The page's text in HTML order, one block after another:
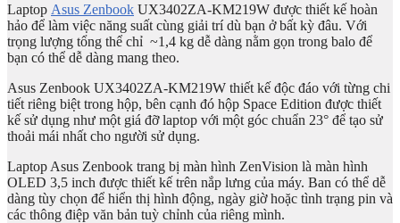
Laptop Asus Zenbook UX3402ZA-KM219W được thiết kế hoàn
hảo để làm việc năng suất cùng giải trí dù bạn ở bất kỳ đâu. Với
trọng lượng tổng thể chỉ ~1,4 kg dễ dàng nằm gọn trong balo để
bạn có thể dễ dàng mang theo.
Asus Zenbook UX3402ZA-KM219W thiết kế độc đáo với từng chi
tiết riêng biệt trong hộp, bên cạnh đó hộp Space Edition được thiết
kế sử dụng như một giá đỡ laptop với một góc chuẩn 23° để tạo sử
thoải mái nhất cho người sử dụng.
Laptop Asus Zenbook trang bị màn hình ZenVision là màn hình
OLED 3,5 inch được thiết kế trên nắp lưng của máy. Ban có thể dễ
dàng tùy chọn để hiển thị hình động, ngày giờ hoặc tình trạng pin và
các thông điệp văn bản tuỳ chỉnh của riêng mình.